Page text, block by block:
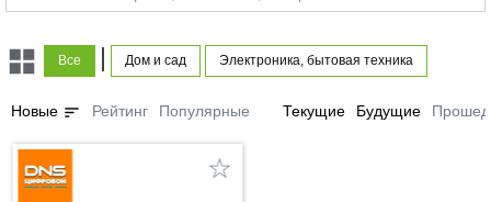
Все | Дом и сад Электроника, бытовая техника
Новые sort Рейтинг Популярные Текущие Будущие